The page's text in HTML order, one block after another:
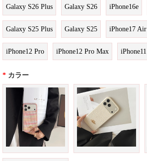
Galaxy S26 Plus Galaxy S26 iPhone16e
Galaxy S25 Plus Galaxy S25 iPhone17 Air
iPhone12 Pro iPhone12 Pro Max iPhone11
* カラー